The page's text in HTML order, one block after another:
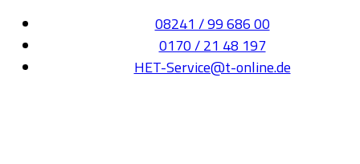
08241 / 99 686 00
0170 / 21 48 197
HET-Service@t-online.de